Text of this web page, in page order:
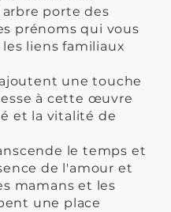
porte des
prénoms qui vous
liens familiaux
une touche
à cette œuvre
et la vitalité de
le temps et
de l'amour et
mamans et les
une place